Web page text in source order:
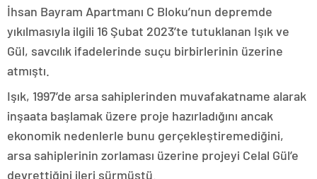
İhsan Bayram Apartmanı C Bloku’nun depremde
yıkılmasıyla ilgili 16 Şubat 2023’te tutuklanan Işık ve
Gül, savcılık ifadelerinde suçu birbirlerinin üzerine
atmıştı.
Işık, 1997’de arsa sahiplerinden muvafakatname alarak
inşaata başlamak üzere proje hazırladığını ancak
ekonomik nedenlerle bunu gerçekleştiremediğini,
arsa sahiplerinin zorlaması üzerine projeyi Celal Gül’e
devrettiğini ileri sürmüştü.